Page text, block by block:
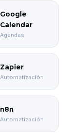
Google
Calendar
Agendas
Zapier
Automatización
n8n
Automatización